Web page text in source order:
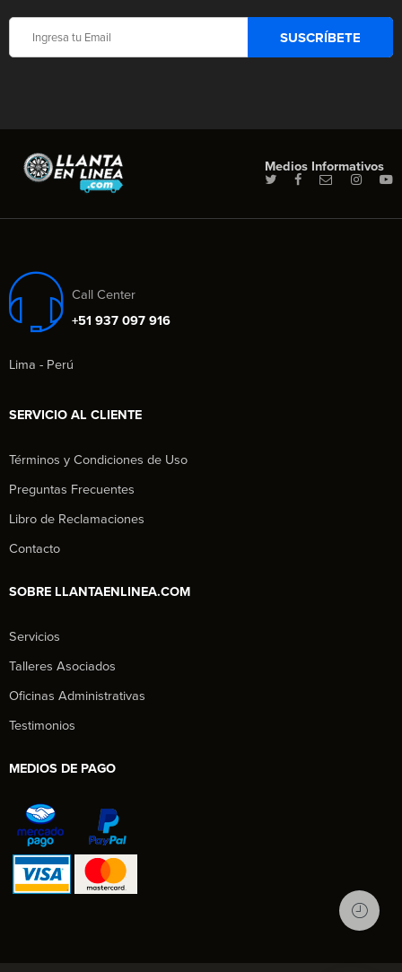
Medios Informativos
Call Center
+51 937 097 916
Lima - Perú
SERVICIO AL CLIENTE
Términos y Condiciones de Uso
Preguntas Frecuentes
Libro de Reclamaciones
Contacto
SOBRE LLANTAENLINEA.COM
Servicios
Talleres Asociados
Oficinas Administrativas
Testimonios
MEDIOS DE PAGO